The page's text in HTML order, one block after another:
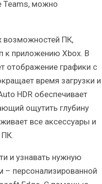
Teams, можно
возможностей ПК,
к приложению Xbox. В
отображение графики с
время загрузки и
HDR обеспечивает
ощутить глубину
все аксессуары и
и узнавать нужную
персонализированной